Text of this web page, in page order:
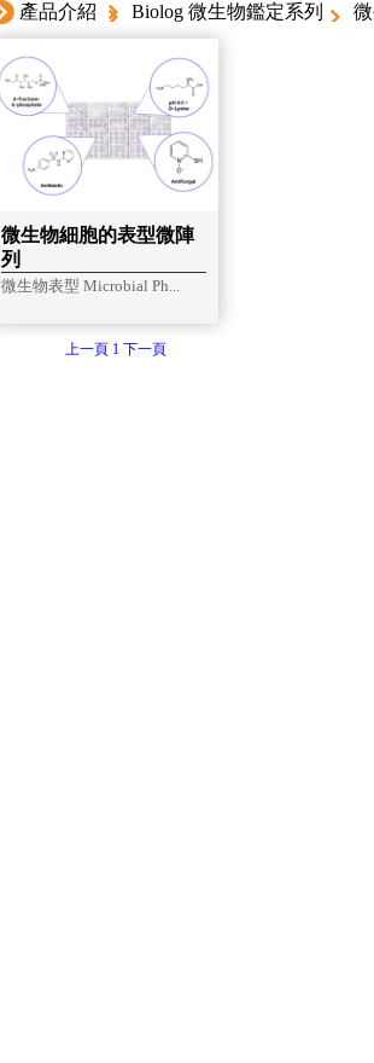
產品介紹 Biolog 微生物鑑定系列
微生物細胞的表型微陣
列
微生物表型 Microbial Ph...
上一頁 1 下一頁